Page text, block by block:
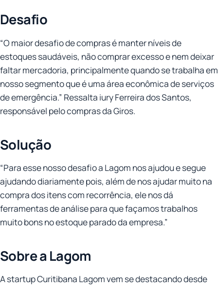
Desafio
“O maior desafio de compras é manter níveis de
estoques saudáveis, não comprar excesso e nem deixar
faltar mercadoria, principalmente quando se trabalha em
nosso segmento que é uma área econômica de serviços
de emergência.” Ressalta iury Ferreira dos Santos,
responsável pelo compras da Giros.
Solução
“Para esse nosso desafio a Lagom nos ajudou e segue
ajudando diariamente pois, além de nos ajudar muito na
compra dos itens com recorrência, ele nos dá
ferramentas de análise para que façamos trabalhos
muito bons no estoque parado da empresa.”
Sobre a Lagom
A startup Curitibana Lagom vem se destacando desde